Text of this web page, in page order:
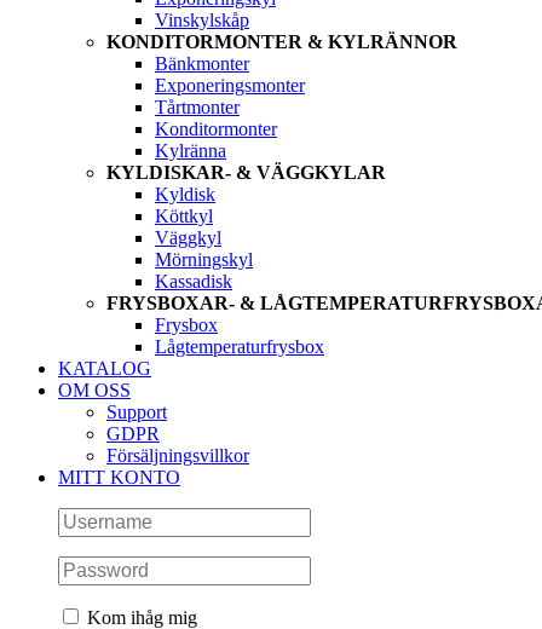
Vinskylskåp
KONDITORMONTER & KYLRÄNNOR
Bänkmonter
Exponeringsmonter
Tårtmonter
Konditormonter
Kylränna
KYLDISKAR- & VÄGGKYLAR
Kyldisk
Köttkyl
Väggkyl
Mörningskyl
Kassadisk
FRYSBOXAR- &
Frysbox
Lågtemperaturfrysbox
KATALOG
OM OSS
Support
GDPR
Försäljningsvillkor
MITT KONTO
Kom ihåg mig